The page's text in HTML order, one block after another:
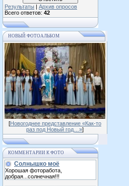
Результаты | Архив опросов
Всего ответов: 42
НОВЫЙ ФОТОАЛЬБОМ
[Новогоднее представление «Как-то
раз под Новый год…»]
КОММЕНТАРИИ К ФОТО
Солнышко моё
Хорошая фоторабота,
добрая...солнечная!!!